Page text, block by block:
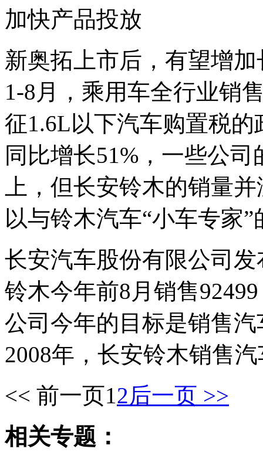
加快产品投放
新奥拓上市后，有望增
1-8月，乘用车全行业销
征1.6L以下汽车购置税
同比增长51%，一些公
上，但长安铃木的销量
以与铃木汽车“小车专家
长安汽车股份有限公司
铃木今年前8月销售
公司今年的目标是销售
2008年，长安铃木销售
<< 前一页12后一页 >>
相关专题：